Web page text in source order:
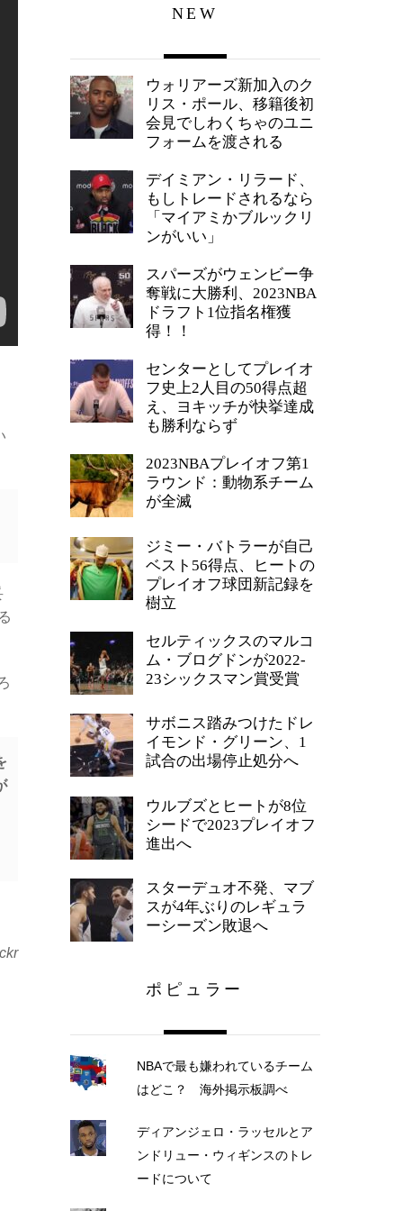
NEW
ウォリアーズ新加入のク
リス・ポール、移籍後初
会見でしわくちゃのユニ
フォームを渡される
デイミアン・リラード、
もしトレードされるなら
「マイアミかブルックリ
ンがいい」
スパーズがウェンビー争
奪戦に大勝利、2023NBA
ドラフト1位指名権獲
得！！
センターとしてプレイオ
フ史上2人目の50得点超
え、ヨキッチが快挙達成
も勝利ならず
2023NBAプレイオフ第1
ラウンド：動物系チーム
が全滅
ジミー・バトラーが自己
ベスト56得点、ヒートの
プレイオフ球団新記録を
樹立
セルティックスのマルコ
ム・ブログドンが2022-
23シックスマン賞受賞
サボニス踏みつけたドレ
イモンド・グリーン、1
試合の出場停止処分へ
ウルブズとヒートが8位
シードで2023プレイオフ
進出へ
スターデュオ不発、マブ
スが4年ぶりのレギュラ
ーシーズン敗退へ
ポピュラー
NBAで最も嫌われているチーム
はどこ？ 海外掲示板調べ
ディアンジェロ・ラッセルとア
ンドリュー・ウィギンスのトレ
ードについて